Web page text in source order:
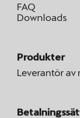
FAQ
Downloads
Produkter
Leverantör